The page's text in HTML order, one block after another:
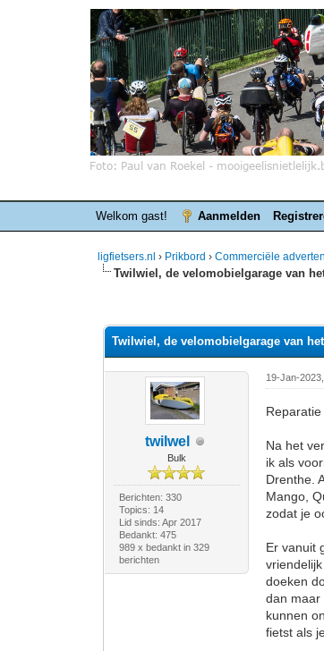
Welkom gast! Aanmelden
ligfietsers.nl › Prikbord ›Commerciële
Twilwiel, de velomobielgarage van
Twilwiel, de velomobielgarage van
twilwel
Bulk
Berichten: 330
Topics: 14
Lid sinds: Apr 2017
Bedankt: 475
989 x bedankt in 329
berichten
19-Jan-
Na het
ik als
Drenthe.
Mango,
zodat je
Er vanuit
doeken
dan maar
kunnen
fietst als